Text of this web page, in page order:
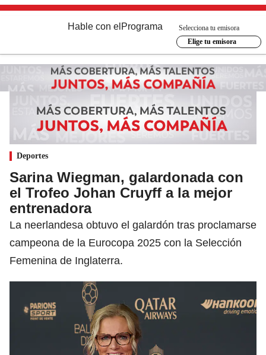
Hable con el Programa
Selecciona tu emisora
Elige tu emisora
Deportes
Sarina Wiegman, galardonada con
el Trofeo Johan Cruyff a la mejor
entrenadora
La neerlandesa obtuvo el galardón tras proclamarse
campeona de la Eurocopa 2025 con la Selección
Femenina de Inglaterra.